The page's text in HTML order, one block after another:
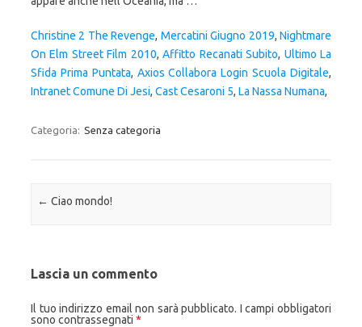
Christine 2 The Revenge, Mercatini Giugno 2019,Nightmare
On Elm Street Film 2010,Affitto Recanati Subito, Ultimo La
Sfida Prima Puntata, Axios Collabora Login Scuola Digitale,
Intranet Comune Di Jesi, Cast Cesaroni 5, La Nassa Numana,
Categoria: Senza categoria
Navigazione articolo
← Ciao mondo!
Lascia un commento
Il tuo indirizzo email non sarà pubblicato. I campi obbligatori
sono contrassegnati *